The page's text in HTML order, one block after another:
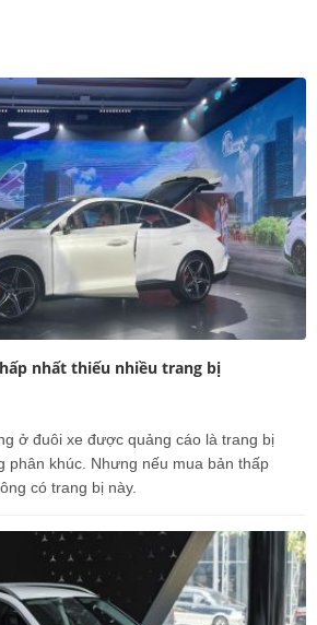
nhất thiếu nhiều trang bị
ở đuôi xe được quảng cáo là trang bị
phân khúc. Nhưng nếu mua bản thấp
có trang bị này.